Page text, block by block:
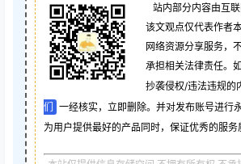
站内部分内容由互联
该文观点仅代表作者
网络资源分享服务，
承担相关法律责任。
抄袭侵权/违法违规的
们
一经核实，立即删除。并对发布账号进行
为用户提供最好的产品同时，保证优秀的服务